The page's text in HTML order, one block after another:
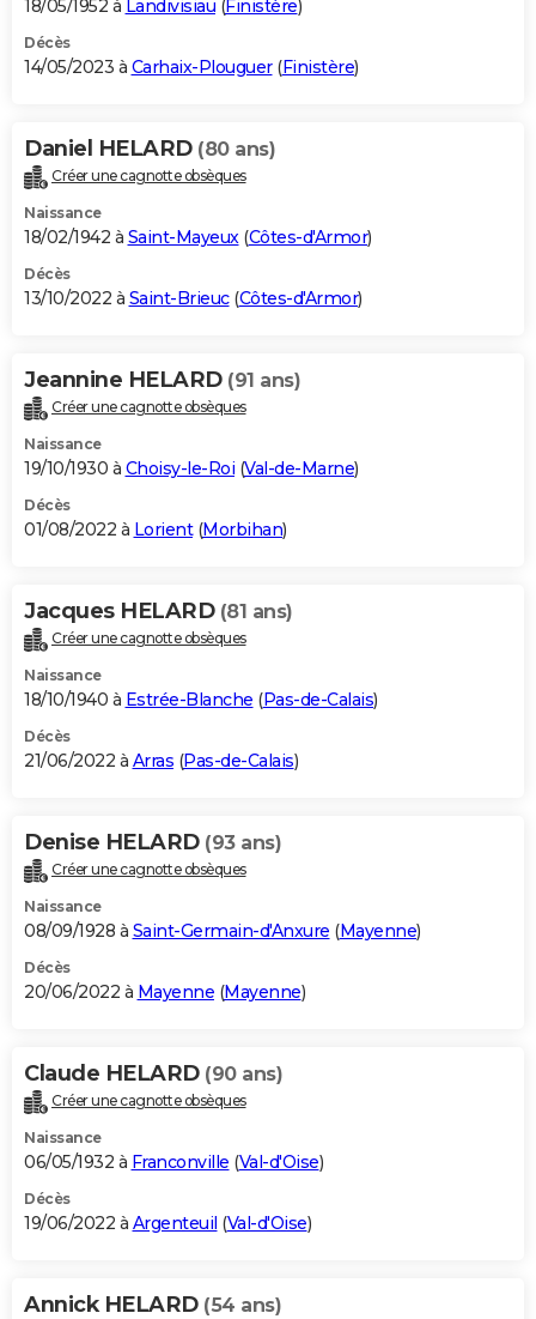
18/05/1952 à Landivisiau (Finistère)
Décès
14/05/2023 à Carhaix-Plouguer(Finistère)
Daniel HELARD (80 ans)
Créer une cagnotte obsèques
Naissance
18/02/1942 à Saint-Mayeux(Côtes-d'Armor)
Décès
13/10/2022 à Saint-Brieuc(Côtes-d'Armor)
Jeannine HELARD (91 ans)
Créer une cagnotte obsèques
Naissance
19/10/1930 à Choisy-le-Roi (Val-de-Marne)
Décès
01/08/2022 à Lorient(Morbihan)
Jacques HELARD (81 ans)
Créer une cagnotte obsèques
Naissance
18/10/1940 à Estrée-Blanche (Pas-de-Calais)
Décès
21/06/2022 à Arras (Pas-de-Calais)
Denise HELARD (93 ans)
Créer une cagnotte obsèques
Naissance
08/09/1928 à Saint-Germain-d'Anxure (Mayenne)
Décès
20/06/2022 à Mayenne (Mayenne)
Claude HELARD (90 ans)
Créer une cagnotte obsèques
Naissance
06/05/1932 à Franconville (Val-d'Oise)
Décès
19/06/2022 à Argenteuil (Val-d'Oise)
Annick HELARD (54 ans)